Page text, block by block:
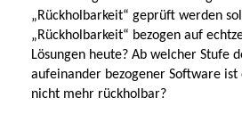
„Rückholbarkeit“ geprüft werden
„Rückholbarkeit“ bezogen auf
Lösungen heute? Ab welcher Stufe
aufeinander bezogener Software ist
nicht mehr rückholbar?